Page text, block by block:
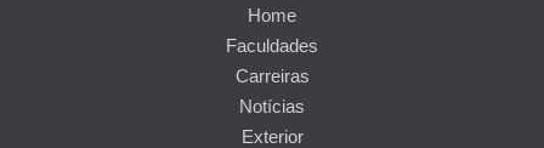
Home
Faculdades
Carreiras
Notícias
Exterior